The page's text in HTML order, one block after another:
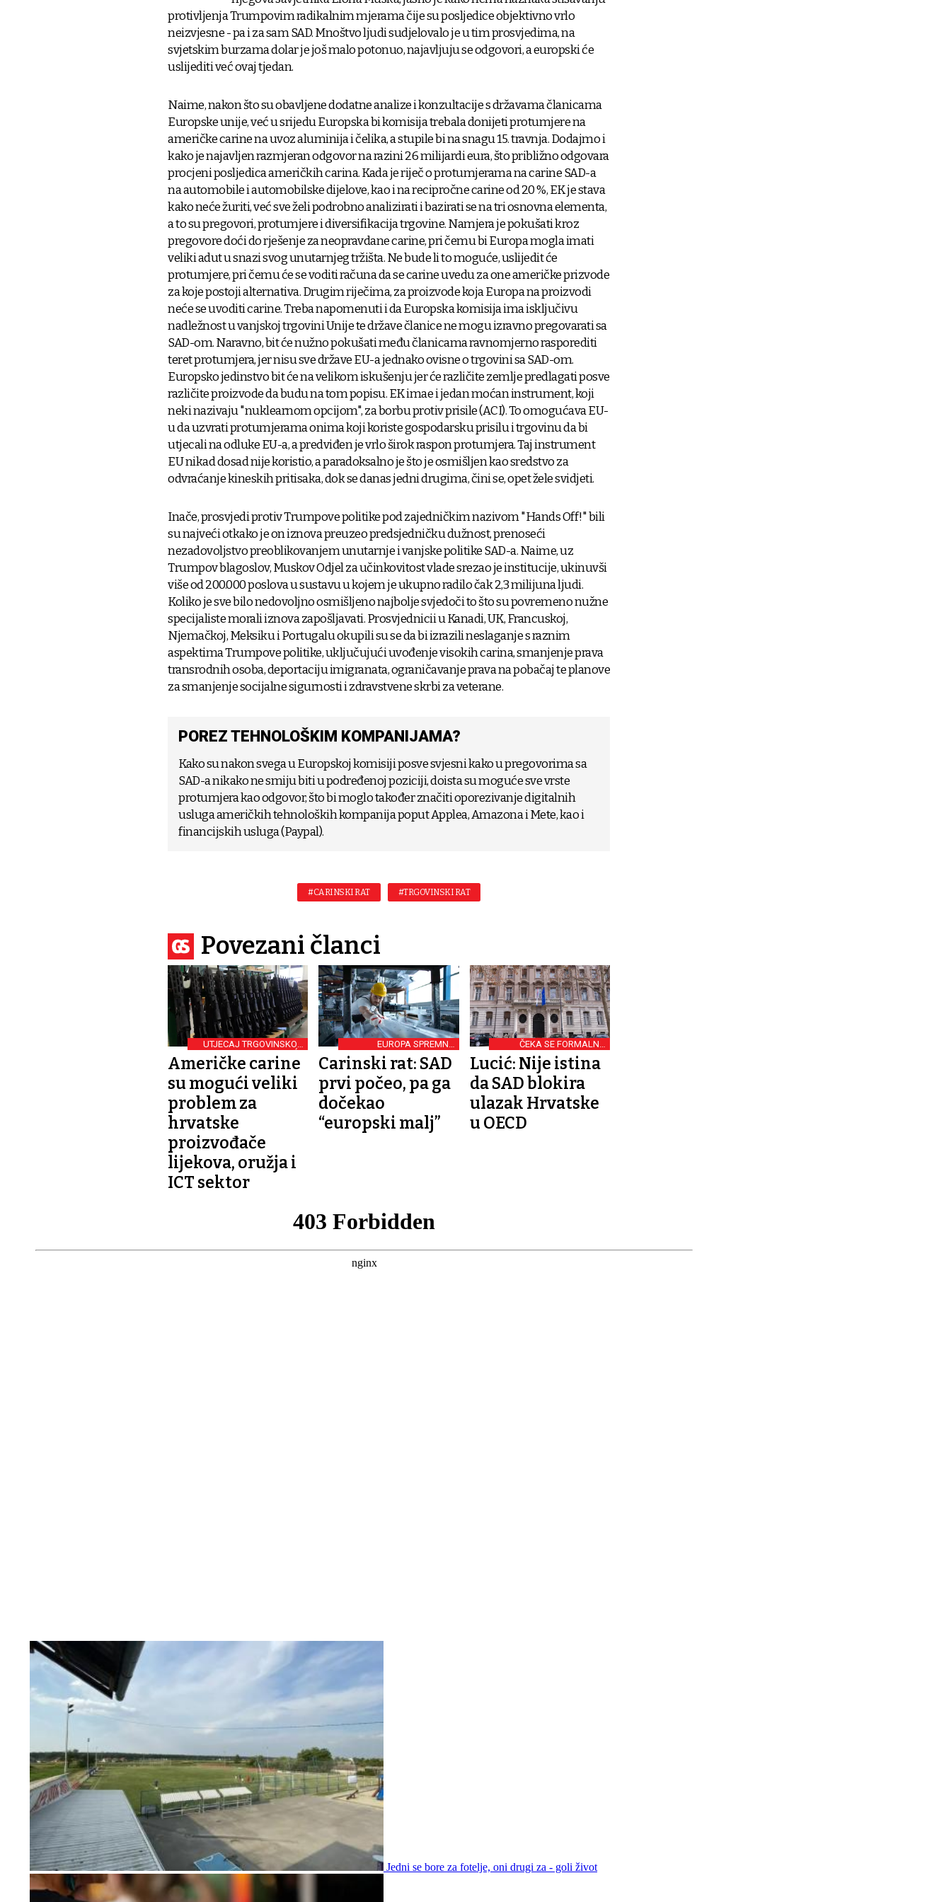
protivljenja Trumpovim radikalnim mjerama čije su posljedice objektivno vrlo
neizvjesne - pa i za sam SAD. Mnoštvo ljudi sudjelovalo je u tim prosvjedima, na
svjetskim burzama dolar je još malo potonuo, najavljuju se odgovori, a europski će
uslijediti već ovaj tjedan.
Naime, nakon što su obavljene dodatne analize i konzultacije s državama članicama
Europske unije, već u srijedu Europska bi komisija trebala donijeti protumjere na
američke carine na uvoz aluminija i čelika, a stupile bi na snagu 15. travnja. Dodajmo i
kako je najavljen razmjeran odgovor na razini 26 milijardi eura, što približno odgovara
procjeni posljedica američkih carina. Kada je riječ o protumjerama na carine SAD-a
na automobile i automobilske dijelove, kao i na recipročne carine od 20 %, EK je stava
kako neće žuriti, već sve želi podrobno analizirati i bazirati se na tri osnovna elementa,
a to su pregovori, protumjere i diversifikacija trgovine. Namjera je pokušati kroz
pregovore doći do rješenje za neopravdane carine, pri čemu bi Europa mogla imati
veliki adut u snazi svog unutarnjeg tržišta. Ne bude li to moguće, uslijedit će
protumjere, pri čemu će se voditi računa da se carine uvedu za one američke prizvode
za koje postoji alternativa. Drugim riječima, za proizvode koja Europa na proizvodi
neće se uvoditi carine. Treba napomenuti i da Europska komisija ima isključivu
nadležnost u vanjskoj trgovini Unije te države članice ne mogu izravno pregovarati sa
SAD-om. Naravno, bit će nužno pokušati među članicama ravnomjerno rasporediti
teret protumjera, jer nisu sve države EU-a jednako ovisne o trgovini sa SAD-om.
Europsko jedinstvo bit će na velikom iskušenju jer će različite zemlje predlagati posve
različite proizvode da budu na tom popisu. EK imae i jedan moćan instrument, koji
neki nazivaju "nuklearnom opcijom", za borbu protiv prisile (ACI). To omogućava EU-
u da uzvrati protumjerama onima koji koriste gospodarsku prisilu i trgovinu da bi
utjecali na odluke EU-a, a predviđen je vrlo širok raspon protumjera. Taj instrument
EU nikad dosad nije koristio, a paradoksalno je što je osmišljen kao sredstvo za
odvraćanje kineskih pritisaka, dok se danas jedni drugima, čini se, opet žele svidjeti.
Inače, prosvjedi protiv Trumpove politike pod zajedničkim nazivom "Hands Off!" bili
su najveći otkako je on iznova preuzeo predsjedničku dužnost, prenoseći
nezadovoljstvo preoblikovanjem unutarnje i vanjske politike SAD-a. Naime, uz
Trumpov blagoslov, Muskov Odjel za učinkovitost vlade srezao je institucije, ukinuvši
više od 200.000 poslova u sustavu u kojem je ukupno radilo čak 2,3 milijuna ljudi.
Koliko je sve bilo nedovoljno osmišljeno najbolje svjedoči to što su povremeno nužne
specijaliste morali iznova zapošljavati. Prosvjednicii u Kanadi, UK, Francuskoj,
Njemačkoj, Meksiku i Portugalu okupili su se da bi izrazili neslaganje s raznim
aspektima Trumpove politike, uključujući uvođenje visokih carina, smanjenje prava
transrodnih osoba, deportaciju imigranata, ograničavanje prava na pobačaj te planove
za smanjenje socijalne sigurnosti i zdravstvene skrbi za veterane.
POREZ TEHNOLOŠKIM KOMPANIJAMA?
Kako su nakon svega u Europskoj komisiji posve svjesni kako u pregovorima sa
SAD-a nikako ne smiju biti u podređenoj poziciji, doista su moguće sve vrste
protumjera kao odgovor, što bi moglo također značiti oporezivanje digitalnih
usluga američkih tehnoloških kompanija poput Applea, Amazona i Mete, kao i
financijskih usluga (Paypal).
#CARINSKI RAT #TRGOVINSKI RAT
Povezani članci
UTJECAJ TRGOVINSKOG
RATA NA DOMAĆE
GOSPODARSTVO
Američke carine
su mogući veliki
problem za
hrvatske
proizvođače
lijekova, oružja i
ICT sektor
EUROPA SPREMNO
ODGOVORILA
Carinski rat: SAD
prvi počeo, pa ga
dočekao
“europski malj”
ČEKA SE FORMALNO
GLASANJE
Lucić: Nije istina
da SAD blokira
ulazak Hrvatske
u OECD
Jedni se bore za fotelje, oni drugi za - goli život